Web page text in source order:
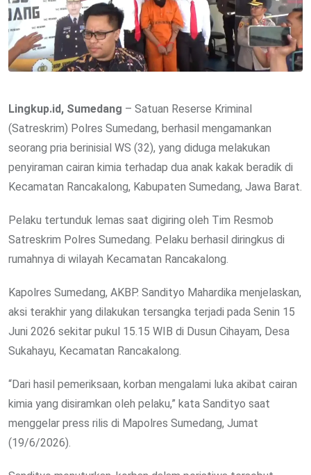
Lingkup.id, Sumedang – Satuan Reserse Kriminal
(Satreskrim) Polres Sumedang, berhasil mengamankan
seorang pria berinisial WS (32), yang diduga melakukan
penyiraman cairan kimia terhadap dua anak kakak beradik di
Kecamatan Rancakalong, Kabupaten Sumedang, Jawa Barat.
Pelaku tertunduk lemas saat digiring oleh Tim Resmob
Satreskrim Polres Sumedang. Pelaku berhasil diringkus di
rumahnya di wilayah Kecamatan Rancakalong.
Kapolres Sumedang, AKBP. Sandityo Mahardika menjelaskan,
aksi terakhir yang dilakukan tersangka terjadi pada Senin 15
Juni 2026 sekitar pukul 15.15 WIB di Dusun Cihayam, Desa
Sukahayu, Kecamatan Rancakalong.
“Dari hasil pemeriksaan, korban mengalami luka akibat cairan
kimia yang disiramkan oleh pelaku,” kata Sandityo saat
menggelar press rilis di Mapolres Sumedang, Jumat
(19/6/2026).